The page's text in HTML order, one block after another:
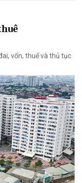
vốn, thuế và thủ tục